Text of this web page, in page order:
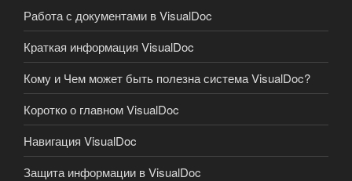
Работа с документами в VisualDoc
Краткая информация VisualDoc
Кому и Чем может быть полезна система VisualDoc?
Коротко о главном VisualDoc
Навигация VisualDoc
Защита информации в VisualDoc